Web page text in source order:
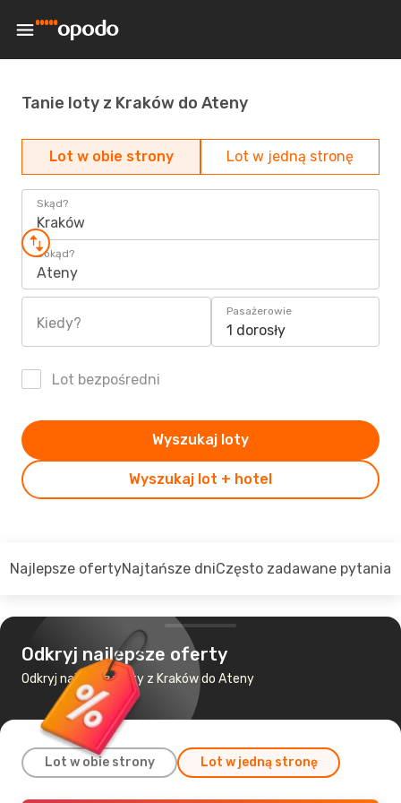
Tanie loty z Kraków do Ateny
Lot w obie strony Lot w jedną stronę
Skąd?
Kraków
Dokąd?
Ateny
Kiedy?
Pasażerowie
1 dorosły
Lot bezpośredni
Wyszukaj lot + hotel
Wyszukaj loty
Najlepsze ofertyNajtańsze dniCzęsto zadawane pytania
Odkryj najlepsze oferty
Odkryj najtańsze loty z Kraków do Ateny
Lot w obie strony Lot w jedną stronę